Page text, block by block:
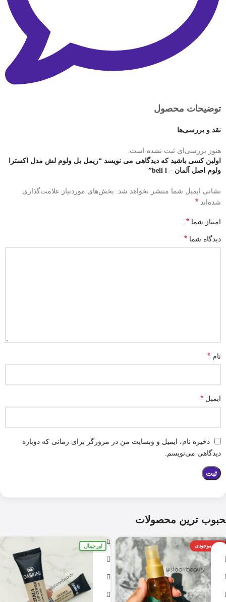
توضیحات محصول
نقد و بررسی‌ها
هنوز بررسی‌ای ثبت نشده است.
اولین کسی باشید که دیدگاهی می نویسد “ریمل بل ولوم لش مدل اکسترا
ولوم اصل آلمان – bell l”
نشانی ایمیل شما منتشر نخواهد شد.
بخش‌های موردنیاز علامت‌گذاری
شده‌اند *
امتیاز شما *
دیدگاه شما *
نام *
ایمیل *
ذخیره نام، ایمیل و وبسایت من در مرورگر برای زمانی که دوباره
دیدگاهی می‌نویسم.
ترین محصولات
اتمام موجودی اورجینال